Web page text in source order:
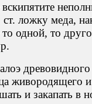
ложку меда,
одной, то
древовидного
живородящего
и закапать в